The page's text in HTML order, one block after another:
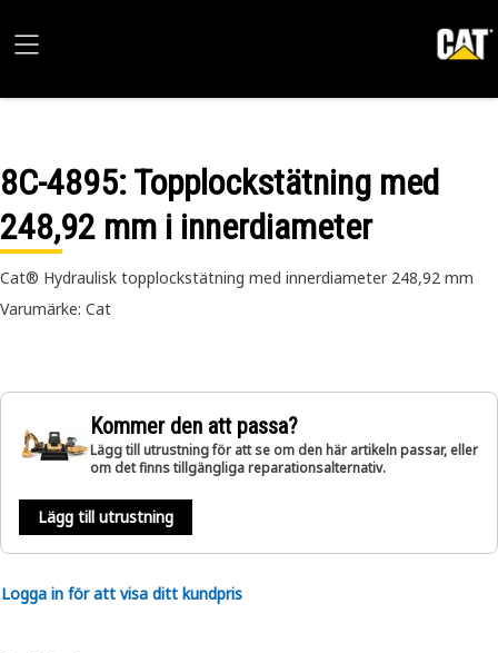
8C-4895: Topplockstätning med
248,92 mm i innerdiameter
Cat® Hydraulisk topplockstätning med innerdiameter 248,92 mm
Varumärke: Cat
Kommer den att passa?
Lägg till utrustning för att se om den här artikeln passar, eller
om det finns tillgängliga reparationsalternativ.
Lägg till utrustning
Logga in för att visa ditt kundpris